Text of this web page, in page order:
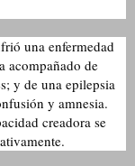
una enfermedad
acompañado de
y de una epilepsia
y amnesia.
creadora se